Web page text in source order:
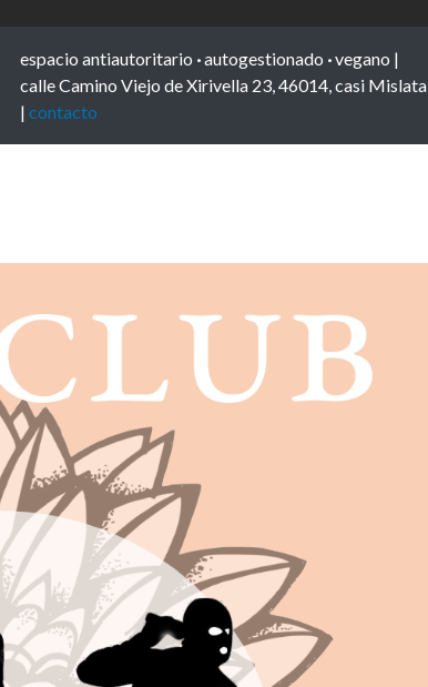
espacio antiautoritario ·autogestionado ·vegano |
calle Camino Viejo de Xirivella 23, 46014, casi Mislata
| contacto